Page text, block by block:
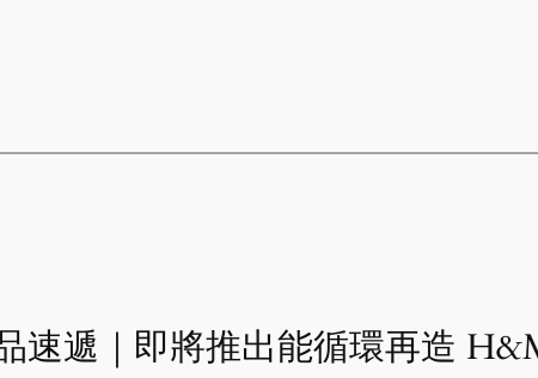
速遞｜即將推出能循環再造